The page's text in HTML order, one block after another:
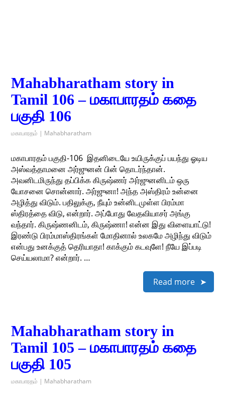
Mahabharatham story in
Tamil 106 – மகாபாரதம் கதை
பகுதி 106
மகாபாரதம் | Mahabharatham
மகாபாரதம் பகுதி-106 ​ இதனிடையே உயிருக்குப் பயந்து ஓடிய
அஸ்வத்தாமனை அர்ஜுனன் பின் தொடர்ந்தான்.
அவனிடமிருந்து தப்பிக்க கிருஷ்ணர் அர்ஜுனனிடம் ஒரு
யோசனை சொன்னார். அர்ஜுனா! அந்த அஸ்திரம் உன்னை
அழித்து விடும். பதிலுக்கு, நீயும் உன்னிடமுள்ள பிரம்மா
ஸ்திரத்தை விடு, என்றார். அப்போது வேதவியாசர் அங்கு
வந்தார். கிருஷ்ணனிடம், கிருஷ்ணா! என்ன இது விளையாட்டு!
இரண்டு பிரம்மாஸ்திரங்கள் மோதினால் உலகமே அழிந்து விடும்
என்பது உனக்குத் தெரியாதா! காக்கும் கடவுளே! நீயே இப்படி
செய்யலாமா? என்றார். …
Read more
Mahabharatham story in
Tamil 105 – மகாபாரதம் கதை
பகுதி 105
மகாபாரதம் | Mahabharatham